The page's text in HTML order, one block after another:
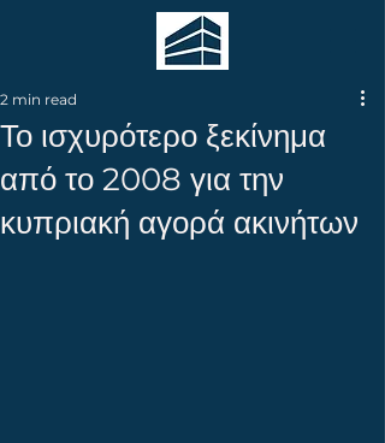
Το ισχυρότερο ξεκίνημα
από το 2008 για την
κυπριακή αγορά ακινήτων
2 min read